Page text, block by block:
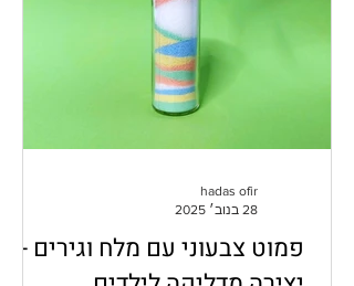
פמוט צבעוני עם מלח וגירים -
hadas ofir
28 בנוב׳ 2025